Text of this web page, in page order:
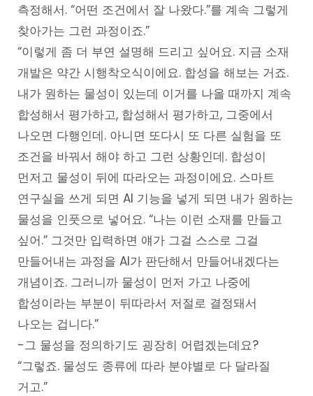
측정해서. “어떤 조건에서 잘 나왔다.”를 계속 그렇게
찾아가는 그런 과정이죠.”
“이렇게 좀 더 부연 설명해 드리고 싶어요. 지금 소재
개발은 약간 시행착오식이에요. 합성을 해보는 거죠.
내가 원하는 물성이 있는데 이거를 나올 때까지 계속
합성해서 평가하고, 합성해서 평가하고, 그중에서
나오면 다행인데. 아니면 또다시 또 다른 실험을 또
조건을 바꿔서 해야 하고 그런 상황인데. 합성이
먼저고 물성이 뒤에 따라오는 과정이에요. 스마트
연구실을 쓰게 되면 AI 기능을 넣게 되면 내가 원하는
물성을 인풋으로 넣어요. “나는 이런 소재를 만들고
싶어.” 그것만 입력하면 얘가 그걸 스스로 그걸
만들어내는 과정을 AI가 판단해서 만들어내겠다는
개념이죠. 그러니까 물성이 먼저 가고 나중에
합성이라는 부분이 뒤따라서 저절로 결정돼서
나오는 겁니다.”
-그 물성을 정의하기도 굉장히 어렵겠는데요?
“그렇죠. 물성도 종류에 따라 분야별로 다 달라질
거고.”